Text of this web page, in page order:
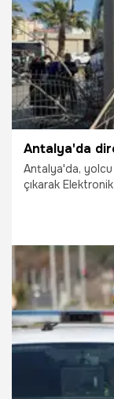
27.03.2025
Antalya'da,
çıkarak
23.03.2025